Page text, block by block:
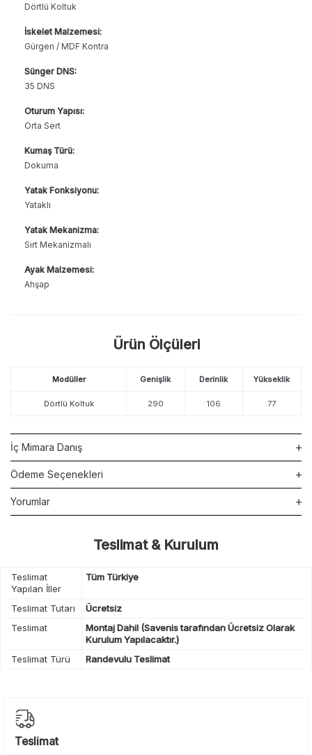
Dörtlü Koltuk
İskelet Malzemesi:
Gürgen / MDF Kontra
Sünger DNS:
35 DNS
Oturum Yapısı:
Orta Sert
Kumaş Türü:
Dokuma
Yatak Fonksiyonu:
Yataklı
Yatak Mekanizma:
Sırt Mekanizmalı
Ayak Malzemesi:
Ahşap
Ürün Ölçüleri
Modüller Genişlik Derinlik Yükseklik
Dörtlü Koltuk 290 106 77
İç Mimara Danış
Ödeme Seçenekleri
Yorumlar
Teslimat & Kurulum
Teslimat
Yapılan İller
Tüm Türkiye
Teslimat Tutarı
Ücretsiz
Teslimat
Montaj Dahil (Savenis tarafından Ücretsiz Olarak
Kurulum Yapılacaktır.)
Teslimat Türü
Randevulu Teslimat
Teslimat